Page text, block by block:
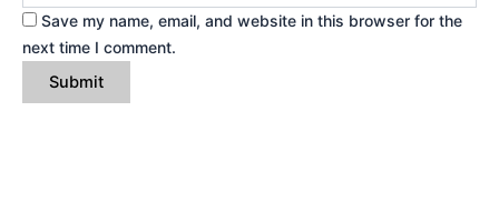
Save my name, email, and website in this browser for the
next time I comment.